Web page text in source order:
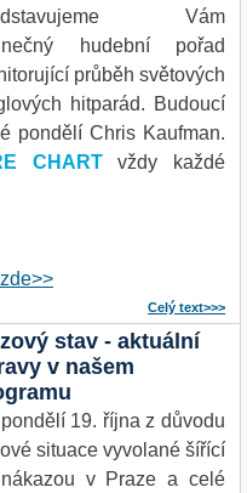
Vám
hudební pořad
průběh světových
hitparád. Budoucí
pondělí Chris Kaufman.
CHARTvždy každé
zde>>
Celý text>>>
stav - aktuální
v našem
19. října z důvodu
situace vyvolané šířící
v Praze a celé